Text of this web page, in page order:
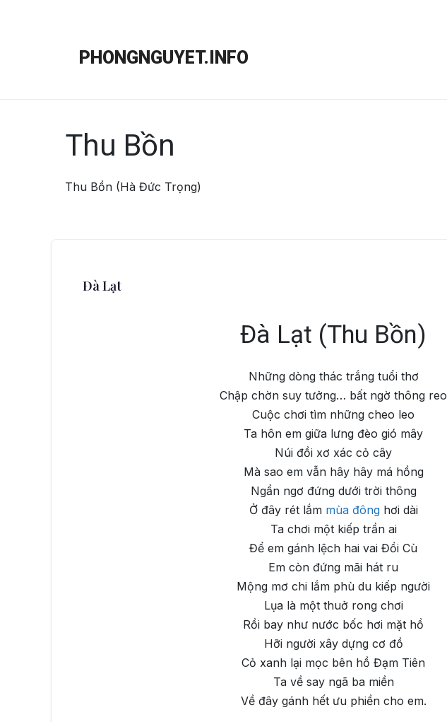
PHONGNGUYET.INFO
Thu Bồn
Thu Bồn (Hà Đức Trọng)
Đà Lạt
Đà Lạt (Thu Bồn)
Những dòng thác trắng tuổi thơ
Chập chờn suy tưởng… bất ngờ thông reo
Cuộc chơi tìm những cheo leo
Ta hôn em giữa lưng đèo gió mây
Núi đồi xơ xác cỏ cây
Mà sao em vẫn hây hây má hồng
Ngẩn ngơ đứng dưới trời thông
Ở đây rét lắm mùa đônghơi dài
Ta chơi một kiếp trần ai
Để em gánh lệch hai vai Đồi Cù
Em còn đứng mãi hát ru
Mộng mơ chi lắm phù du kiếp người
Lụa là một thuở rong chơi
Rồi bay như nước bốc hơi mặt hồ
Hỡi người xây dựng cơ đồ
Cỏ xanh lại mọc bên hồ Đạm Tiên
Ta về say ngã ba miền
Về đây gánh hết ưu phiền cho em.